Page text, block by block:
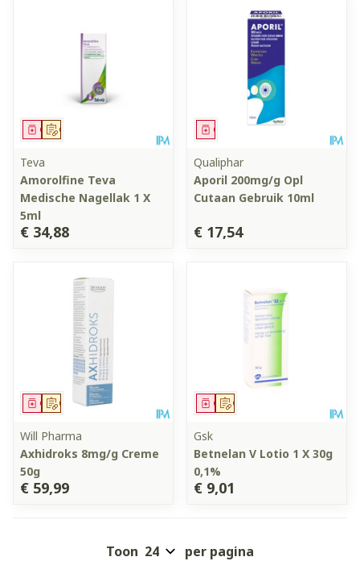
Op voorschrift
Geneesmiddel
Teva
Amorolfine Teva
Medische Nagellak 1 X
5ml
€ 34,88
Geneesmiddel
Qualiphar
Aporil 200mg/g Opl
Cutaan Gebruik 10ml
€ 17,54
Op voorschrift
Geneesmiddel
Will Pharma
Axhidroks 8mg/g Creme
50g
€ 59,99
Op voorschrift
Geneesmiddel
Gsk
Betnelan V Lotio 1 X 30g
0,1%
€ 9,01
Toon per pagina